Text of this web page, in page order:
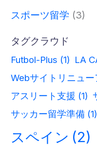
スポーツ留学 (3)
タグクラウド
Futbol-Plus (1) LA
Webサイトリニュー
アスリート支援 (1)
サッカー留学準備 (1)
スペイン (2)